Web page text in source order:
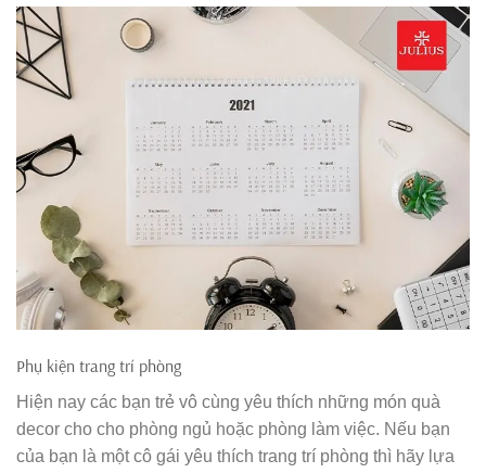
Phụ kiện trang trí phòng
Hiện nay các bạn trẻ vô cùng yêu thích những món quà
decor cho cho phòng ngủ hoặc phòng làm việc. Nếu bạn
của bạn là một cô gái yêu thích trang trí phòng thì hãy lựa